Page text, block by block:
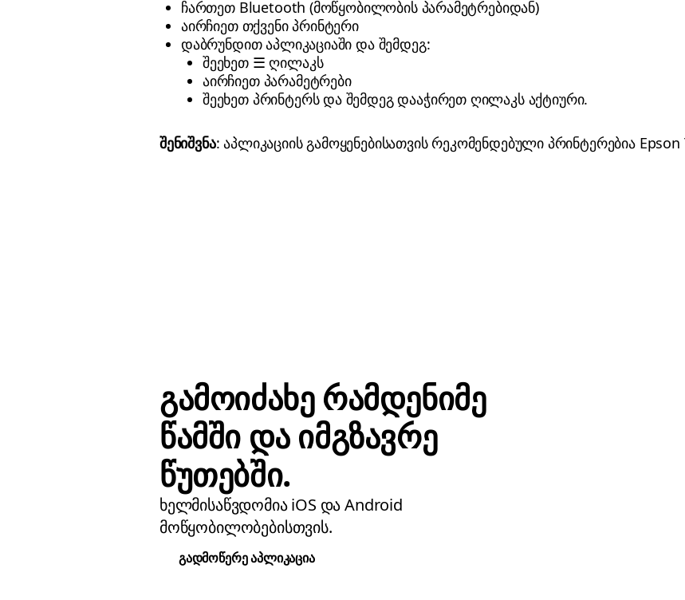
ჩართეთ Bluetooth (მოწყობილობის პარამეტრებიდან)
აირჩიეთ თქვენი პრინტერი
დაბრუნდით აპლიკაციაში და შემდეგ:
შეეხეთ ☰ ღილაკს
აირჩიეთ პარამეტრები
შეეხეთ პრინტერს და შემდეგ დააჭირეთ ღილაკს აქტიური.
შენიშვნა: აპლიკაციის გამოყენებისათვის რეკომენდებული პრინტერებია Epson
გამოიძახე რამდენიმე
წამში და იმგზავრე
წუთებში.
ხელმისაწვდომია iOS და Android
მოწყობილობებისთვის.
გადმოწერე აპლიკაცია